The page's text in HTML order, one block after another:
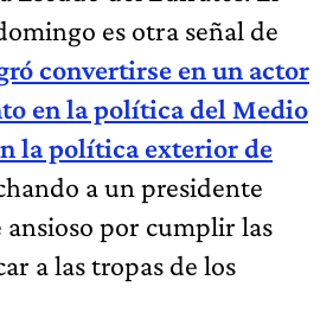
es otra señal de
convertirse en un actor
en la política del Medio
la política exterior de
a un presidente
ansioso por cumplir las
a las tropas de los